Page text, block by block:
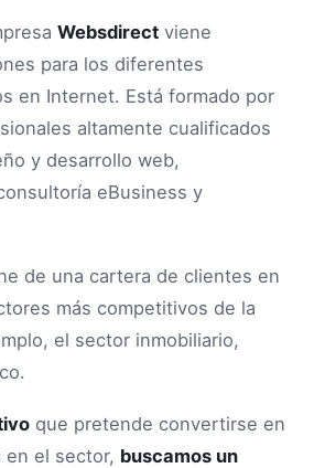
Websdirect viene
para los diferentes
en Internet. Está formado por
altamente cualificados
y desarrollo web,
eBusiness y
de una cartera de clientes en
más competitivos de la
el sector inmobiliario,
que pretende convertirse en
en el sector, buscamos un